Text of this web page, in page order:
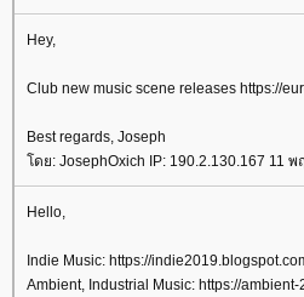
Hey,
Club new music scene releases https://
Best regards, Joseph
ดย: JosephOxich IP: 190.2.130.167 11
Hello,
Indie Music: https://
Ambient, Industrial Music: https://